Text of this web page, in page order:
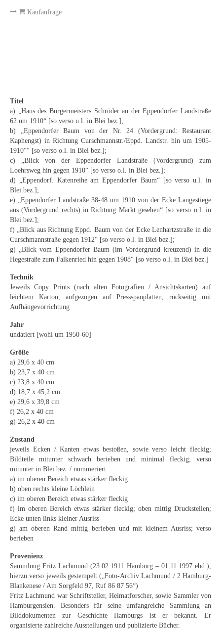
Unbekannt
Fränkische Künstler
Hamburger Künstler
Münchner Künstler
Pfälzer Künstler
Schwäbische Künstler
Expressiver Realismus
Motive
Industrie & Arbeit
Norddeutsche Landschaften
Süddeutsche Landschaft
Selbstbildnisse
Stillleben
Neues
Tägliche Dosis Kunst
Themenflyer
Themenflyer: Trügerische Idyllen
Themenflyer: Buch und Schrift in der Kunst
Themenflyer: Sehnsucht Süden
Themenflyer: Richild Holt
Themenflyer: Ernst Geitlinger
Themenflyer: Michel Wagner
Weitere Themenflyer
Kaufanfrage
Titel
a) „Haus des Bürgermeisters Schröder an der Eppendorfer Landstraße
62 um 1910“ [so verso u.l. in Blei bez.];
b) „Eppendorfer Baum von der Nr. 24 (Vordergrund: Restaurant
Kaphengst) in Richtung Curschmannstr./Eppd. Landstr. hin um 1905-
1910““ [so verso o.l. in Blei bez.];
c) „Blick von der Eppendorfer Landstraße (Vordergrund) zum
Loehrsweg hin gegen 1910“ [so verso o.l. in Blei bez.];
d) „Eppendorf. Katenreihe am Eppendorfer Baum“ [so verso u.l. in
Blei bez.];
e) „Eppendorfer Landstraße 38-48 um 1910 von der Ecke Laugestiege
aus (Vordergrund rechts) in Richtung Markt gesehen“ [so verso o.l. in
Blei bez.];
f) „Blick aus Richtung Eppd. Baum von der Ecke Lenhartzstraße in die
Curschmannstraße gegen 1912“ [so verso o.l. in Blei bez.];
g) „Blick vom Eppendorfer Baum (im Vordergrund kreuzend) in die
Hegestraße zum Falkenried hin gegen 1908“ [so verso o.l. in Blei bez.]
Technik
Jeweils Copy Prints (nach alten Fotografien / Ansichtskarten) auf
leichtem Karton, aufgezogen auf Pressspanplatten, rückseitig mit
Aufhängevorrichtung
Jahr
undatiert [wohl um 1950-60]
Größe
a) 29,6 x 40 cm
b) 23,7 x 40 cm
c) 23,8 x 40 cm
d) 18,7 x 45,2 cm
e) 29,6 x 39,8 cm
f) 26,2 x 40 cm
g) 26,2 x 40 cm
Zustand
jeweils Ecken / Kanten etwas bestoßen, sowie verso leicht fleckig;
Bildteile mitunter schwach berieben und minimal fleckig; verso
mitunter in Blei bez. / nummeriert
a) im oberen Bereich etwas stärker fleckig
b) oben rechts kleine Löchlein
c) im oberen Bereich etwas stärker fleckig
f) im oberen Bereich etwas stärker fleckig; oben mittig Druckstellen;
Ecke unten links kleiner Ausriss
g) am oberen Rand mittig berieben und mit kleinem Ausriss; verso
berieben
Provenienz
Sammlung Fritz Lachmund (23.02.1911 Hamburg – 01.11.1997 ebd.),
hierzu verso jeweils gestempelt („Foto-Archiv Lachmund / 2 Hamburg-
Blankenese / Am Sorgfeld 97, Ruf 86 87 56“)
Fritz Lachmund war Schriftsteller, Heimatforscher, sowie Sammler von
Hamburgensien. Besonders für seine umfangreiche Sammlung an
Bilddokumenten zur Geschichte Hamburgs ist er bekannt. Er
organisierte zahlreiche Ausstellungen und publizierte Bücher.